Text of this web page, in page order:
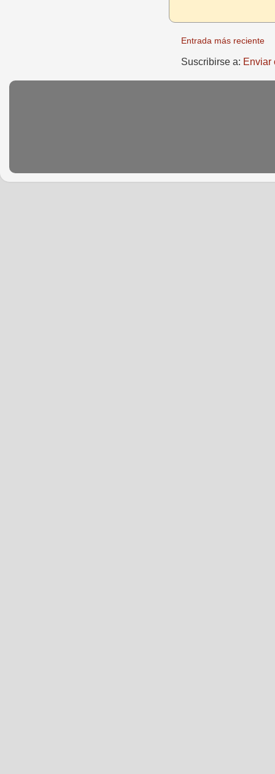
Entrada más reciente
Suscribirse a: Enviar